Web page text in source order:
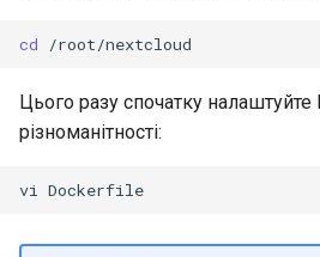
cd
Цього разу спочатку
різноманітності:
vi